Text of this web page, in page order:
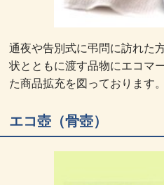
通夜や告別式に弔問に訪れた
状とともに渡す品物にエコマ
た商品拡充を図っております。
エコ壺（骨壺）